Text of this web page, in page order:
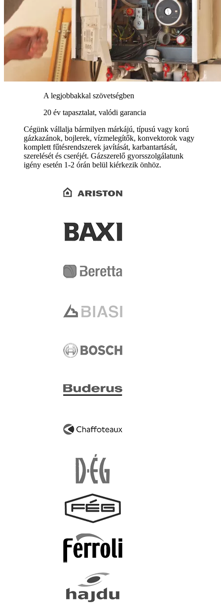
A legjobbakkal szövetségben
20 év tapasztalat, valódi garancia
Cégünk vállalja bármilyen márkájú, típusú vagy korú
gázkazánok, bojlerek, vízmelegítők, konvektorok vagy
komplett fűtésrendszerek javítását, karbantartását,
szerelését és cseréjét. Gázszerelő gyorsszolgálatunk
igény esetén 1-2 órán belül kiérkezik önhöz.